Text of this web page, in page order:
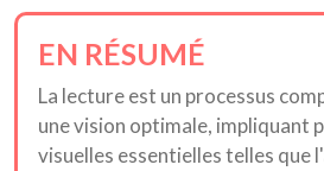
EN RÉSUMÉ
La lecture est un processus
une vision optimale, impliquant
visuelles essentielles telles que